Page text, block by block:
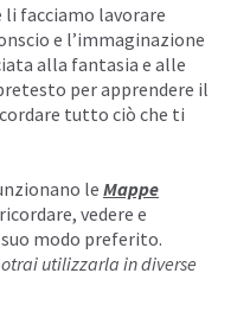
li facciamo lavorare
e l’immaginazione
alla fantasia e alle
per apprendere il
tutto ciò che ti
le Mappe
vedere e
modo preferito.
utilizzarla in diverse